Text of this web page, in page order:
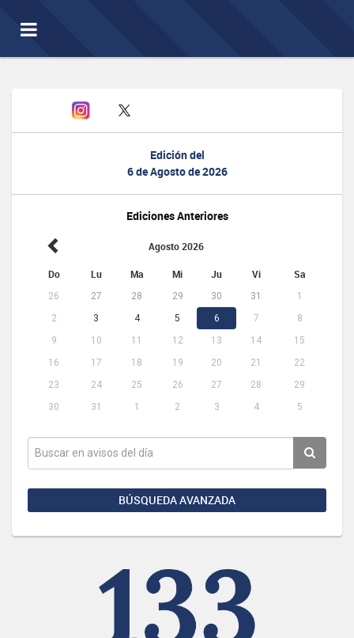
Toggle
navigation
Edición del
6 de Agosto de 2026
Ediciones Anteriores
Agosto 2026
Do Lu Ma Mi Ju Vi Sa
26 27 28 29 30 31
1
2
3 4 5 6 7
8
9
10 11 12 13 14
15
16
17 18 19 20 21
22
23
24 25 26 27 28
29
30
31 1 2 3 4 5
BÚSQUEDA AVANZADA